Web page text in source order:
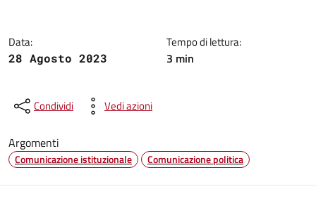
Data:
28 Agosto 2023
Tempo di lettura:
3 min
Condividi Vedi azioni
Argomenti
Comunicazione istituzionale Comunicazione politica